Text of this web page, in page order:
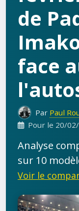
de
face
Par Paul
Pour le 20/
Analyse
sur 10
Voir le